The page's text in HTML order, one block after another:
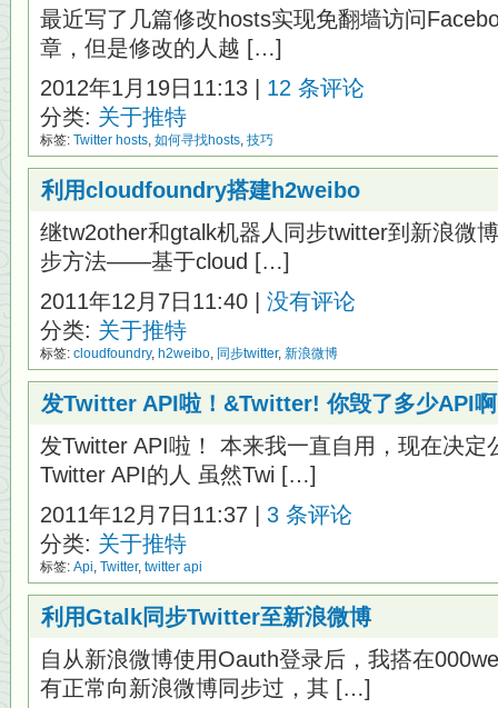
最近写了几篇修改hosts实现免翻墙访问
章，但是修改的人越 […]
2012年1月19日11:13 | 12 条评论
分类: 关于推特
标签: Twitter hosts, 如何寻找hosts, 技巧
利用cloudfoundry搭建h2weibo
继tw2other和gtalk机器人同步twitter到新浪微
步方法——基于cloud […]
2011年12月7日11:40 | 没有评论
分类: 关于推特
标签: cloudfoundry, h2weibo, 同步twitter, 新浪微博
发Twitter API啦！&Twitter! 你毁了多少API
发Twitter API啦！ 本来我一直自用，现在决定
Twitter API的人 虽然Twi […]
2011年12月7日11:37 | 3 条评论
分类: 关于推特
标签: Api, Twitter, twitter api
利用Gtalk同步Twitter至新浪微博
自从新浪微博使用Oauth登录后，我搭在
有正常向新浪微博同步过，其 […]